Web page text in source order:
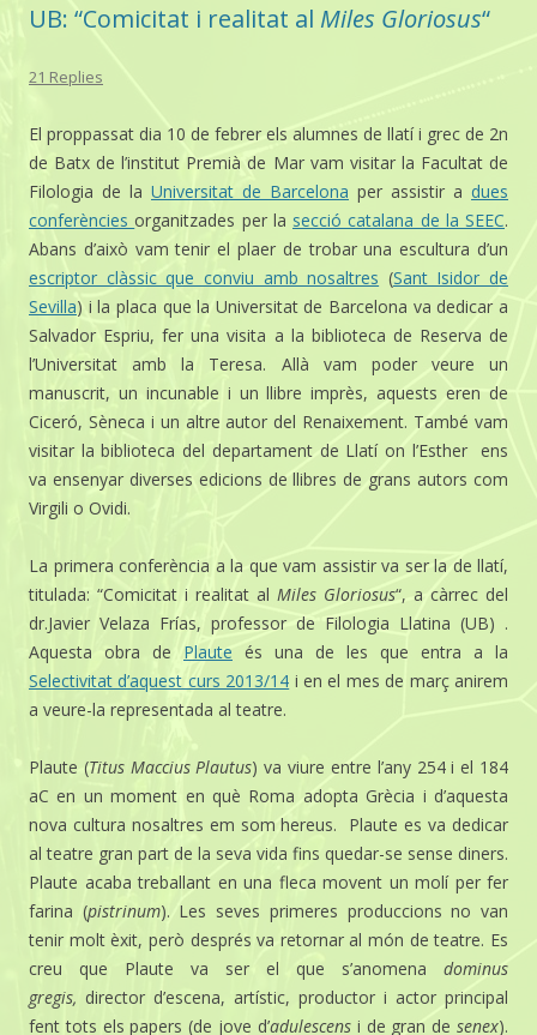
UB: “Comicitat i realitat al Miles Gloriosus“
21 Replies
El proppassat dia 10 de febrer els alumnes de llatí i grec de 2n
de Batx de l’institut Premià de Mar vam visitar la Facultat de
Filologia de la Universitat de Barcelona per assistir a dues
conferències organitzades per la secció catalana de la SEEC.
Abans d’això vam tenir el plaer de trobar una escultura d’un
escriptor clàssic que conviu amb nosaltres (Sant Isidor de
Sevilla) i la placa que la Universitat de Barcelona va dedicar a
Salvador Espriu, fer una visita a la biblioteca de Reserva de
l’Universitat amb la Teresa. Allà vam poder veure un
manuscrit, un incunable i un llibre imprès, aquests eren de
Ciceró, Sèneca i un altre autor del Renaixement. També vam
visitar la biblioteca del departament de Llatí on l’Esther ens
va ensenyar diverses edicions de llibres de grans autors com
Virgili o Ovidi.
La primera conferència a la que vam assistir va ser la de llatí,
titulada: “Comicitat i realitat al Miles Gloriosus“, a càrrec del
dr.Javier Velaza Frías, professor de Filologia Llatina (UB) .
Aquesta obra de Plaute és una de les que entra a la
Selectivitat d’aquest curs 2013/14 i en el mes de març anirem
a veure-la representada al teatre.
Plaute (Titus Maccius Plautus) va viure entre l’any 254 i el 184
aC en un moment en què Roma adopta Grècia i d’aquesta
nova cultura nosaltres em som hereus. Plaute es va dedicar
al teatre gran part de la seva vida fins quedar-se sense diners.
Plaute acaba treballant en una fleca movent un molí per fer
farina (pistrinum). Les seves primeres produccions no van
tenir molt èxit, però després va retornar al món de teatre. Es
creu que Plaute va ser el que s’anomena dominus
gregis, director d’escena, artístic, productor i actor principal
fent tots els papers (de jove d’adulescensi de gran de senex).